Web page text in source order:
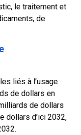
le traitement et
de
liés à l’usage
de dollars en
de dollars
dollars d’ici 2032,